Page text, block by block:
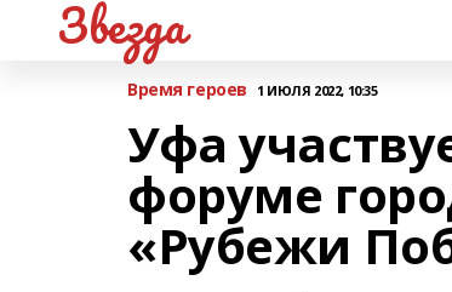
Звезда
Время героев 1 ИЮЛЯ 2022, 10:35
Уфа
форуме
«Рубежи